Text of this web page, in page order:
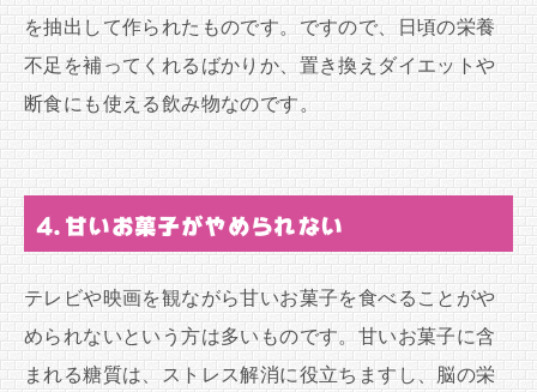
を抽出して作られたものです。ですので、日頃の栄養
不足を補ってくれるばかりか、置き換えダイエットや
断食にも使える飲み物なのです。
4.甘いお菓子がやめられない
テレビや映画を観ながら甘いお菓子を食べることがや
められないという方は多いものです。甘いお菓子に含
まれる糖質は、ストレス解消に役立ちますし、脳の栄